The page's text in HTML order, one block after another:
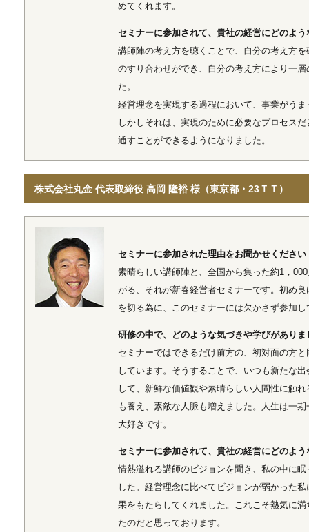
めてくれます。
セミナーに参加されて、貴社の経営にどのよ
講師陣の考え方を聴くことで、自分の考え方
のすり合わせができ、自分の考え方により一
た。
経営理念を実現する過程において、事業がう
しかしそれは、実現のために必要なプロセス
通すことができるようになりました。
株式会社丸金 代表取締役 高岡 隆裕 様（東京都・23ＴＴ）
セミナーに参加された理由をお聞かせください
素晴らしい講師陣と、全国から集った約1，
がる、それが新春経営者セミナーです。初め
を切る為に、このセミナーには欠かさず参加し
研修の中で、どのような気づきや学びがありま
セミナーではできるだけ前方の、初対面の方
しています。そうすることで、いつも新たな
して、新鮮な価値観や素晴らしい人間性に触
も養え、素敵な人脈も増えました。人生は一
大好きです。
セミナーに参加されて、貴社の経営にどのよ
情熱溢れる講師のビジョンを聞き、私の中に
した。経営理念に比べてビジョンが弱かった
果をもたらしてくれました。これこそ熱気に
たのだと思っております。